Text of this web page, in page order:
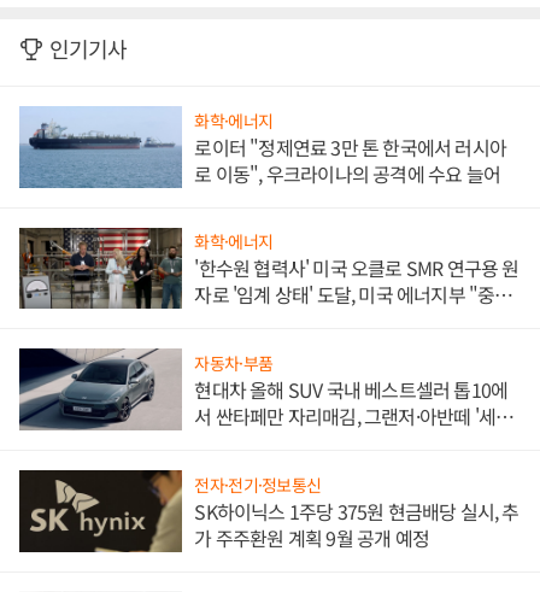
인기기사
화학·에너지
로이터 "정제연료 3만 톤 한국에서 러시아
로 이동", 우크라이나의 공격에 수요 늘어
화학·에너지
'한수원 협력사' 미국 오클로 SMR 연구용 원
자로 '임계 상태' 도달, 미국 에너지부 "중요
자동차·부품
현대차 올해 SUV 국내 베스트셀러 톱10에
서 싼타페만 자리매김, 그랜저·아반떼 '세단
전자·전기·정보통신
SK하이닉스 1주당 375원 현금배당 실시, 추
가 주주환원 계획 9월 공개 예정